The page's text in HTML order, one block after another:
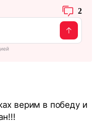
2
верим в победу и